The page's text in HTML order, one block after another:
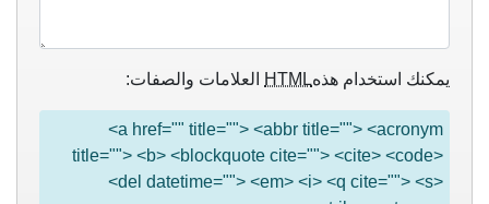
يمكنك استخدام هذهHTML العلامات والصفات:
<a href="" title=""> <abbr title=""> <acronym
title=""> <b> <blockquote cite=""> <cite> <code>
<del datetime=""> <em> <i> <q cite=""> <s>